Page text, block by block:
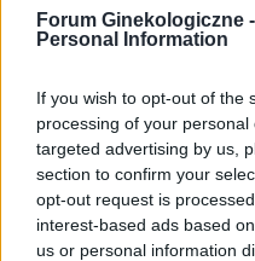
Forum Ginekologiczne -
Personal Information
If you wish to opt-out of the
processing of your
targeted advertising by us,
section to confirm your
opt-out request is
interest-based ads based
us or personal information
to robię kilka
chłodna woda
około 2 miesięcy.